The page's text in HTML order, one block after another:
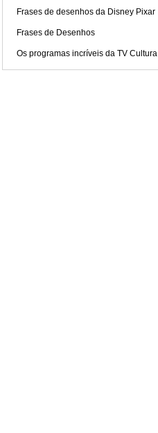
Frases de desenhos da Disney Pixar
Frases de Desenhos
Os programas incríveis da TV Cultura